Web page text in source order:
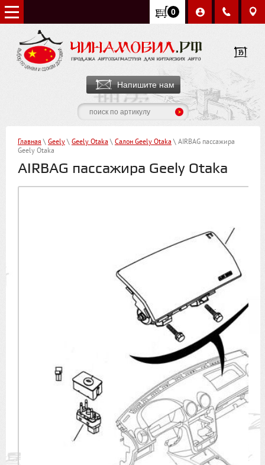
0
Напишите нам
Главная \ Geely \ Geely Otaka \ Салон Geely Otaka \ AIRBAG пассажира
Geely Otaka
AIRBAG пассажира Geely Otaka